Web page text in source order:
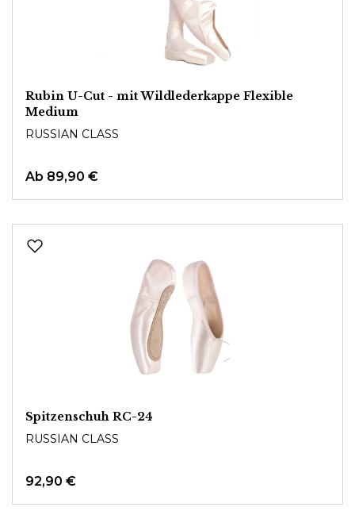
Rubin U-Cut - mit Wildlederkappe Flexible
Medium
RUSSIAN CLASS
Ab 89,90 €
Spitzenschuh RC-24
RUSSIAN CLASS
92,90 €